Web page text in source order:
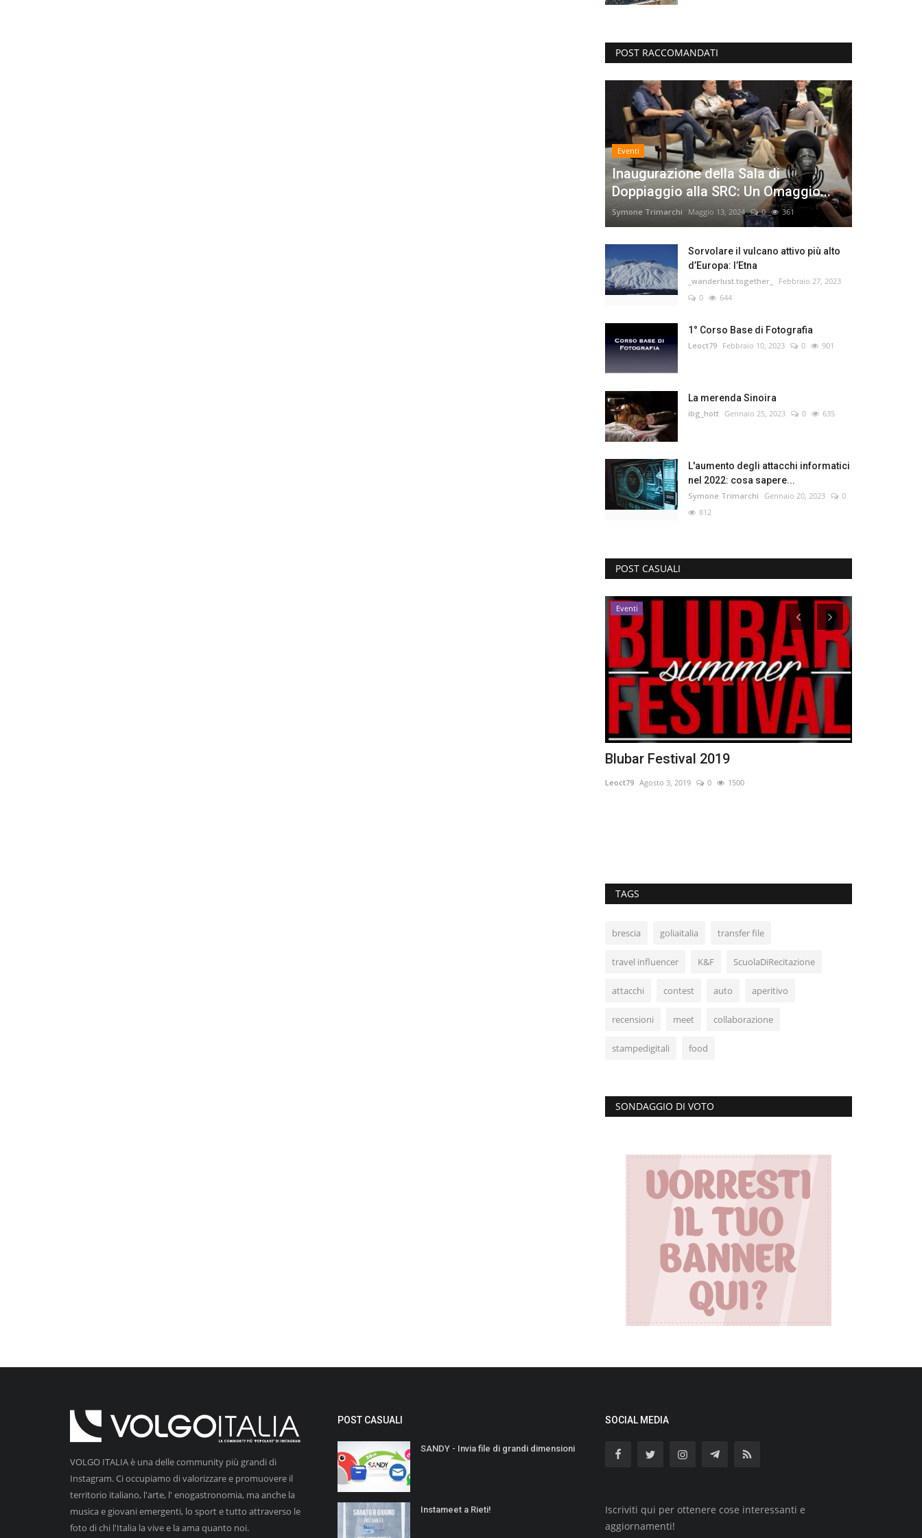
POST RACCOMANDATI
Eventi
Inaugurazione della Sala di
Doppiaggio alla SRC: Un Omaggio...
Symone Trimarchi Maggio 13, 2024 0 361
Sorvolare il vulcano attivo più alto
d’Europa: l’Etna
_wanderlust.together_
Febbraio 27, 2023
0
644
1° Corso Base di Fotografia
Leoct79 Febbraio 10, 2023 0 901
La merenda Sinoira
ibg_hott Gennaio 25, 2023 0 635
L'aumento degli attacchi informatici
nel 2022: cosa sapere...
Symone Trimarchi Gennaio 20, 2023
0
812
POST CASUALI
Eventi
Blubar Festival 2019
Leoct79 Agosto 3, 2019 0 1500
TAGS
brescia goliaitalia transfer file
travel influencer K&F ScuolaDiRecitazione
attacchi contest auto aperitivo
recensioni meet collaborazione
stampedigitali food
SONDAGGIO DI VOTO
VOLGO ITALIA è una delle community più grandi di
Instagram. Ci occupiamo di valorizzare e promuovere il
territorio italiano, l'arte, l' enogastronomia, ma anche la
musica e giovani emergenti, lo sport e tutto attraverso le
foto di chi l'Italia la vive e la ama quanto noi.
POST CASUALI
SANDY - Invia file di grandi dimensioni
Instameet a Rieti!
SOCIAL MEDIA
Iscriviti qui per ottenere cose interessanti e
aggiornamenti!